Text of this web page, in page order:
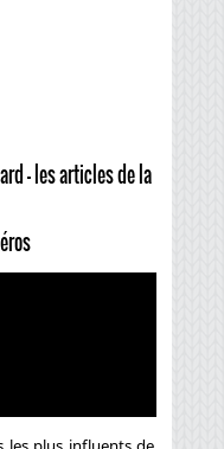
- les articles de la